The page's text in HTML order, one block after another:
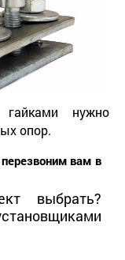
гайками нужно
опор.
вам в
выбрать?